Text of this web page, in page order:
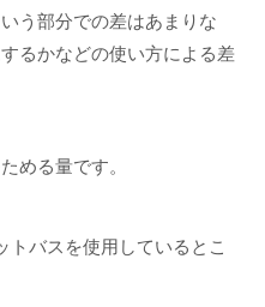
う部分での差はあまりな
るかなどの使い方による差
める量です。
トバスを使用しているとこ